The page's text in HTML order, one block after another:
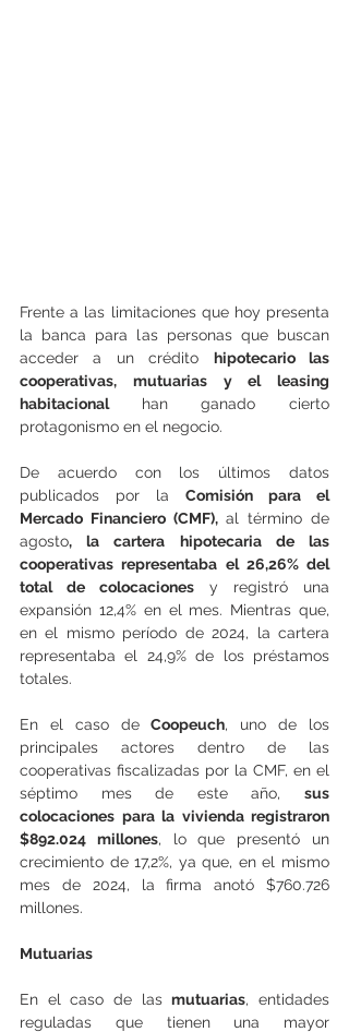
Frente a las limitaciones que hoy presenta
la banca para las personas que buscan
acceder a un crédito hipotecario las
cooperativas, mutuarias y el leasing
habitacional han ganado cierto
protagonismo en el negocio.
De acuerdo con los últimos datos
publicados por la Comisión para el
Mercado Financiero (CMF), al término de
agosto, la cartera hipotecaria de las
cooperativas representaba el 26,26% del
total de colocaciones y registró una
expansión 12,4% en el mes. Mientras que,
en el mismo período de 2024, la cartera
representaba el 24,9% de los préstamos
totales.
En el caso de Coopeuch, uno de los
principales actores dentro de las
cooperativas fiscalizadas por la CMF, en el
séptimo mes de este año, sus
colocaciones para la vivienda registraron
$892.024 millones, lo que presentó un
crecimiento de 17,2%, ya que, en el mismo
mes de 2024, la firma anotó $760.726
millones.
Mutuarias
En el caso de las mutuarias, entidades
reguladas que tienen una mayor